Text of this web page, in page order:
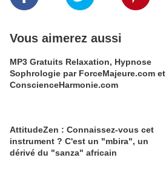
Vous aimerez aussi
MP3 Gratuits Relaxation, Hypnose
Sophrologie par ForceMajeure.com et
ConscienceHarmonie.com
AttitudeZen : Connaissez-vous cet
instrument ? C'est un "mbira", un
dérivé du "sanza" africain